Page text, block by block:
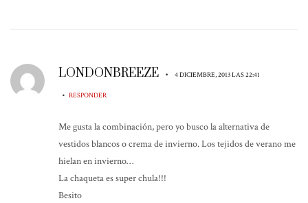
LONDONBREEZE • 4 DICIEMBRE, 2013 LAS 22:41
• RESPONDER
Me gusta la combinación, pero yo busco la alternativa de
vestidos blancos o crema de invierno. Los tejidos de verano me
hielan en invierno…
La chaqueta es super chula!!!
Besito